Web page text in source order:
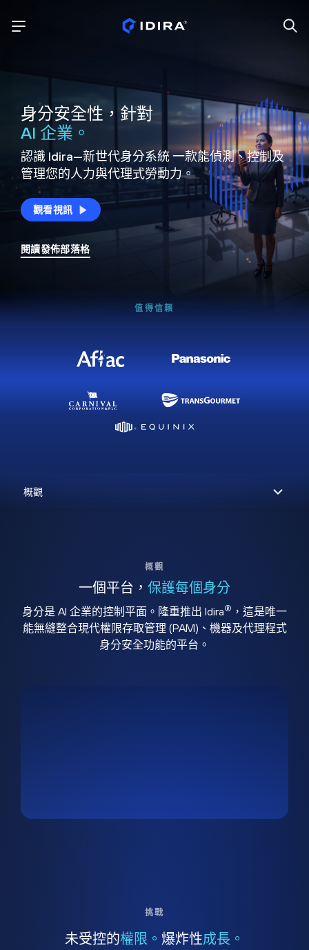
身分安全性，針對
AI 企業。
認識 Idira—新世代身分系統一款能偵測、控制及
管理您的人力與代理式勞動力。
觀看視訊
閱讀發佈部落格
值得信賴
概觀
一個平台， 保護每個身分
身分是 AI 企業的控制平面。隆重推出 Idira® ，這是唯一
能無縫整合現代權限存取管理 (PAM)、機器及代理程式
身分安全功能的平台。
挑戰
未受控的權限。 爆炸性成長。